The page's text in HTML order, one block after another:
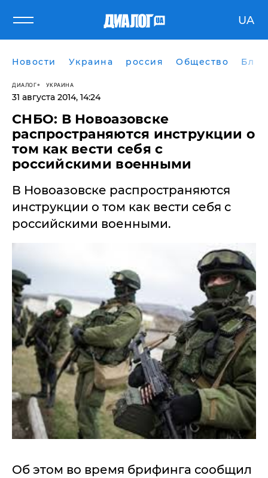
UA
Новости Украина россия Общество
ДИАЛОГ УКРАИНА
31 августа 2014, 14:24
СНБО: В Новоазовске
распространяются инструкции о
том как вести себя с
российскими военными
В Новоазовске распространяются
инструкции о том как вести себя с
российскими военными.
Об этом во время брифинга сообщил